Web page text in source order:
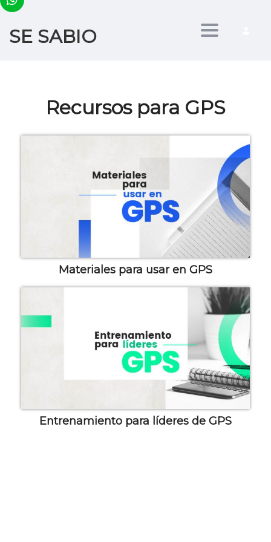
SE SABIO Toggle
Recursos para GPS
Materiales para usar en GPS
Entrenamiento para líderes de GPS